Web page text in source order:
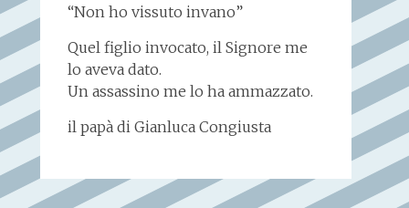
“Non ho vissuto invano”
Quel figlio invocato, il Signore me
lo aveva dato.
Un assassino me lo ha ammazzato.
il papà di Gianluca Congiusta